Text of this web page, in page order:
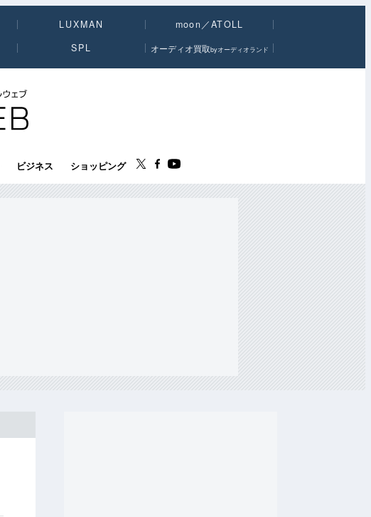
LUXMAN
moon／ATOLL
SPL オーディオ買取byオーディオランド
ビジネス ショッピング